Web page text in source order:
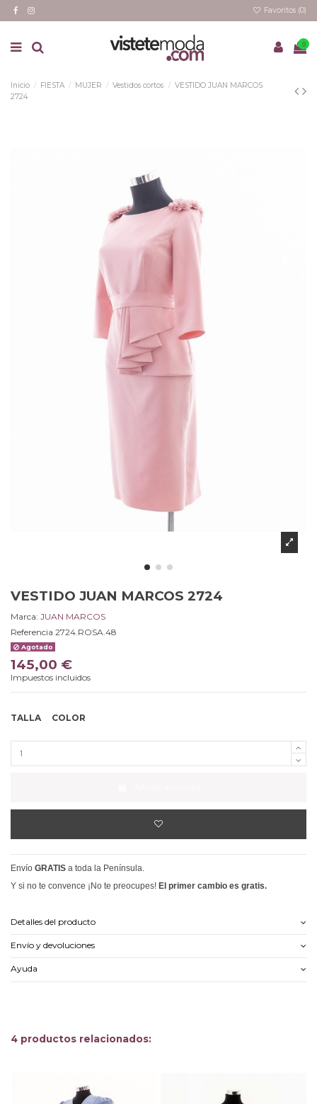
Favoritos (0)
0
Inicio FIESTA MUJER Vestidos cortos
VESTIDO JUAN MARCOS
2724
VESTIDO JUAN MARCOS 2724
Marca: JUAN MARCOS
Referencia 2724.ROSA.48
Agotado
145,00 €
Impuestos incluidos
TALLA COLOR
Envío GRATIS a toda la Península.
Y si no te convence ¡No te preocupes! El primer cambio es gratis.
Detalles del producto
Envío y devoluciones
Ayuda
4 productos relacionados: